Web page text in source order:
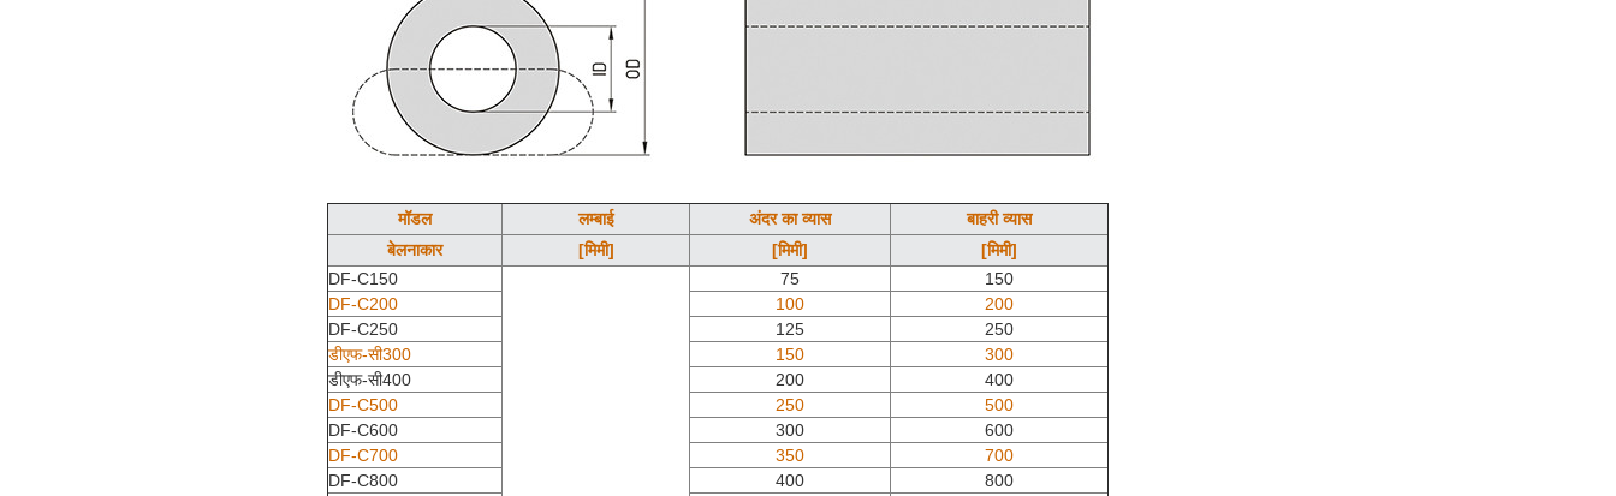
मॉडल लम्बाई अंदर का व्यास
बाहरी व्यास
बेलनाकार
[मिमी] [मिमी]
[मिमी]
DF-C150
75
150
DF-C200
100
200
DF-C250
125
250
डीएफ-सी300
150
300
डीएफ-सी400
200
400
DF-C500
250
500
DF-C600
300
600
DF-C700
350
700
DF-C800
400
800